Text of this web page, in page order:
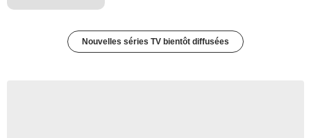
Nouvelles séries TV bientôt diffusées